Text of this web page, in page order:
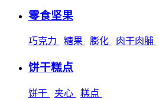
零食坚果
巧克力 糖果 膨化 肉干肉脯
饼干糕点
饼干 夹心 糕点